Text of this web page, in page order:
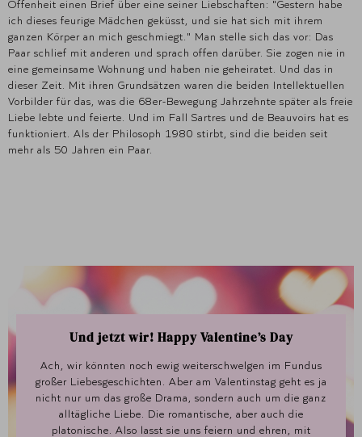
Offenheit einen Brief über eine seiner Liebschaften: "Gestern habe
ich dieses feurige Mädchen geküsst, und sie hat sich mit ihrem
ganzen Körper an mich geschmiegt." Man stelle sich das vor: Das
Paar schlief mit anderen und sprach offen darüber. Sie zogen nie in
eine gemeinsame Wohnung und haben nie geheiratet. Und das in
dieser Zeit. Mit ihren Grundsätzen waren die beiden Intellektuellen
Vorbilder für das, was die 68er-Bewegung Jahrzehnte später als freie
Liebe lebte und feierte. Und im Fall Sartres und de Beauvoirs hat es
funktioniert. Als der Philosoph 1980 stirbt, sind die beiden seit
mehr als 50 Jahren ein Paar.
Und jetzt wir! Happy Valentine’s Day
Ach, wir könnten noch ewig weiterschwelgen im Fundus
großer Liebesgeschichten. Aber am Valentinstag geht es ja
nicht nur um das große Drama, sondern auch um die ganz
alltägliche Liebe. Die romantische, aber auch die
platonische. Also lasst sie uns feiern und ehren, mit